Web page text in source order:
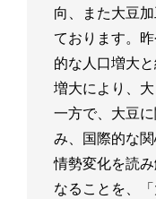
向、また大豆
ております。
的な人口増大
増大により、
一方で、大豆
み、国際的な
情勢変化を読
なることを、